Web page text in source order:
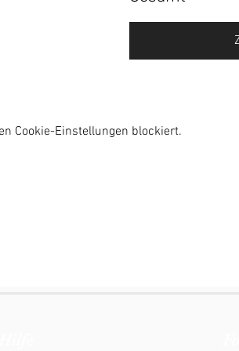
Cookie-Einstellungen blockiert.